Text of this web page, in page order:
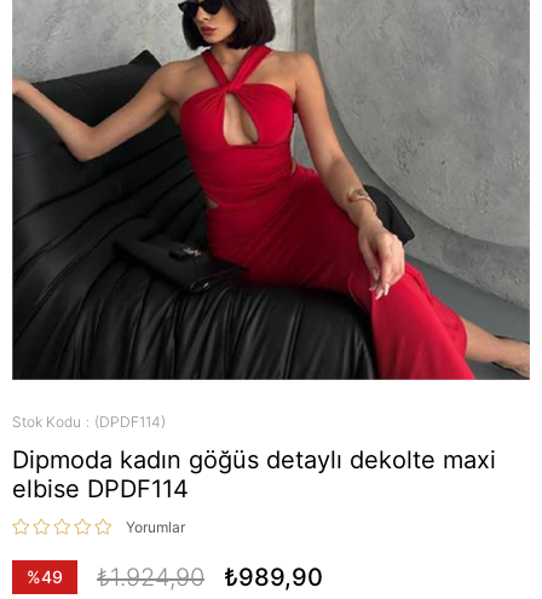
Stok Kodu (DPDF114)
Dipmoda kadın göğüs detaylı dekolte maxi
elbise DPDF114
Yorumlar
%49
₺1.924,90 ₺989,90